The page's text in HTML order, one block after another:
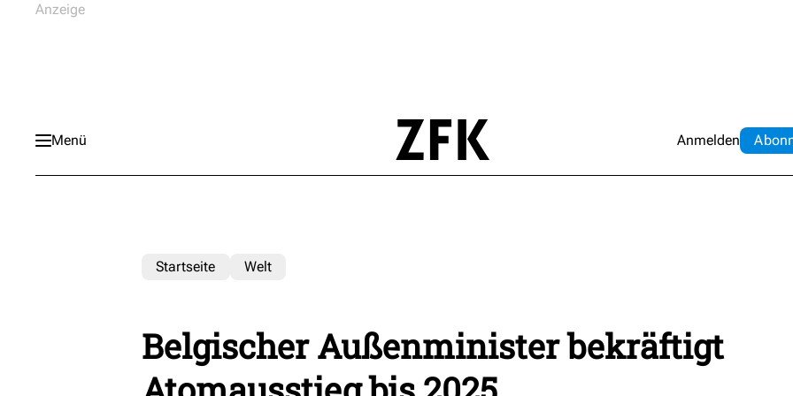
Menü Anmelden Abo
Startseite Welt
Belgischer Außenminister bekräftigt